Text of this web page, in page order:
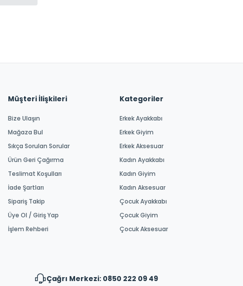
Müşteri İlişkileri
Bize Ulaşın
Mağaza Bul
Sıkça Sorulan Sorular
Ürün Geri Çağırma
Teslimat Koşulları
İade Şartları
Sipariş Takip
Üye Ol / Giriş Yap
İşlem Rehberi
Kategoriler
Erkek Ayakkabı
Erkek Giyim
Erkek Aksesuar
Kadın Ayakkabı
Kadın Giyim
Kadın Aksesuar
Çocuk Ayakkabı
Çocuk Giyim
Çocuk Aksesuar
Çağrı Merkezi: 0850 222 09 49